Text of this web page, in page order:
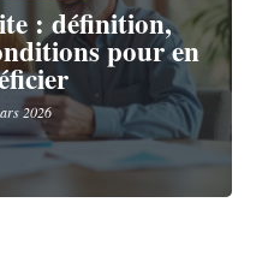
: définition,
pour en
2026